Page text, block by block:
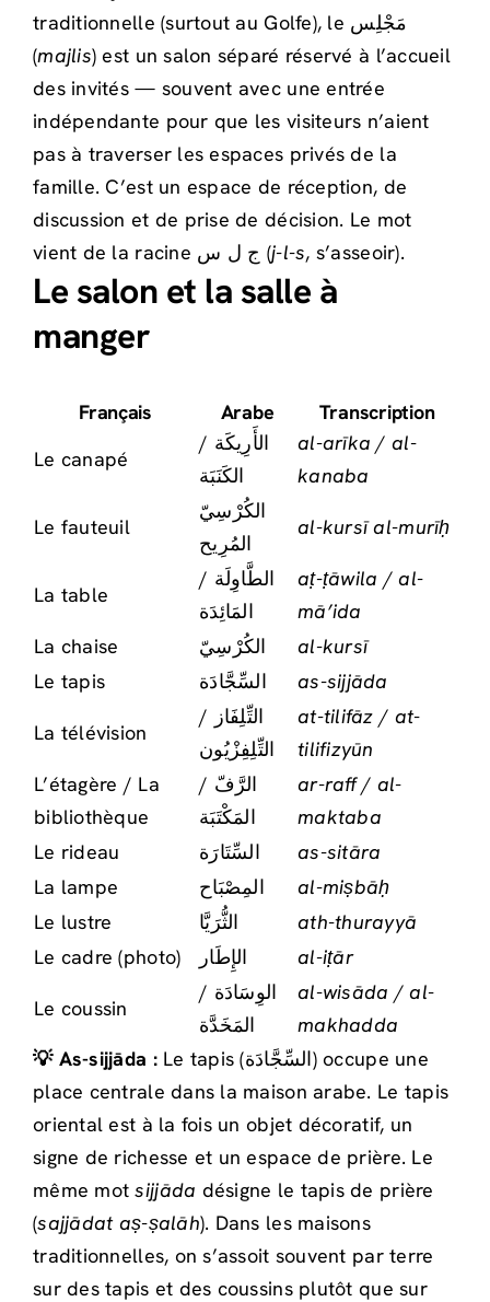
traditionnelle (surtout au Golfe), le مَجْلِس
(majlis) est un salon séparé réservé à l’accueil
des invités — souvent avec une entrée
indépendante pour que les visiteurs n’aient
pas à traverser les espaces privés de la
famille. C’est un espace de réception, de
discussion et de prise de décision. Le mot
vient de la racine ج ل س (j-l-s, s’asseoir).
Le salon et la salle à
manger
Français Arabe
Transcription
Le canapé
الأَرِيكَة /
الكَنَبَة
al-arīka / al-
kanaba
Le fauteuil
الكُرْسِيّ
المُرِيح
al-kursī al-murīḥ
La table
الطَّاوِلَة /
المَائِدَة
aṭ-ṭāwila / al-
mā’ida
La chaise
الكُرْسِيّ
al-kursī
Le tapis
السِّجَّادَة as-sijjāda
La télévision
التِّلِفَاز /
التِّلِفِزْيُون
at-tilifāz / at-
tilifizyūn
L’étagère / La
bibliothèque
الرَّفّ /
المَكْتَبَة
ar-raff / al-
maktaba
Le rideau
السِّتَارَة
as-sitāra
La lampe
المِصْبَاح
al-miṣbāḥ
Le lustre
الثُّرَيَّا
ath-thurayyā
Le cadre (photo)
الإِطَار al-iṭār
Le coussin
الوِسَادَة /
المَخَدَّة
al-wisāda / al-
makhadda
💡 As-sijjāda :Le tapis (السِّجَّادَة) occupe une
place centrale dans la maison arabe. Le tapis
oriental est à la fois un objet décoratif, un
signe de richesse et un espace de prière. Le
même motsijjāda désigne le tapis de prière
(sajjādat aṣ-ṣalāh). Dans les maisons
traditionnelles, on s’assoit souvent par terre
sur des tapis et des coussins plutôt que sur